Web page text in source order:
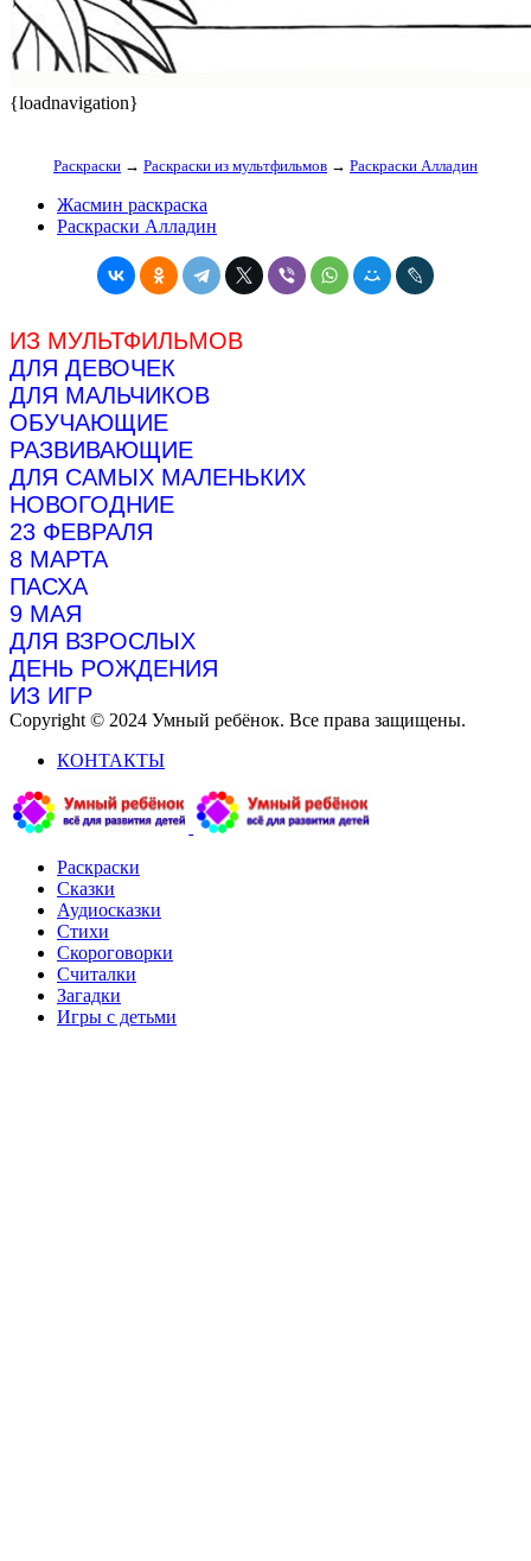
{loadnavigation}
Раскраски → Раскраски из мультфильмов → Раскраски Алладин
Жасмин раскраска
Раскраски Алладин
ИЗ МУЛЬТФИЛЬМОВ
ДЛЯ ДЕВОЧЕК
ДЛЯ МАЛЬЧИКОВ
ОБУЧАЮЩИЕ
РАЗВИВАЮЩИЕ
ДЛЯ САМЫХ МАЛЕНЬКИХ
НОВОГОДНИЕ
23 ФЕВРАЛЯ
8 МАРТА
ПАСХА
9 МАЯ
ДЛЯ ВЗРОСЛЫХ
ДЕНЬ РОЖДЕНИЯ
ИЗ ИГР
Copyright © 2024 Умный ребёнок. Все права защищены.
КОНТАКТЫ
Раскраски
Сказки
Аудиосказки
Стихи
Скороговорки
Считалки
Загадки
Игры с детьми